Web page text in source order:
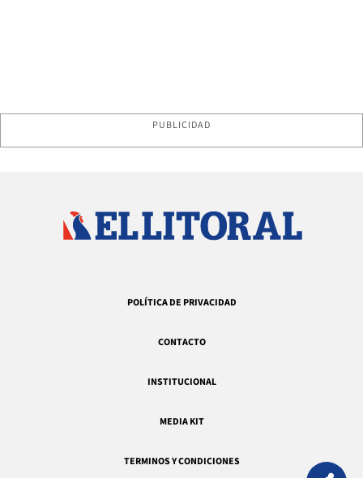
PUBLICIDAD
POLÍTICA DE PRIVACIDAD
CONTACTO
INSTITUCIONAL
MEDIA KIT
TERMINOS Y CONDICIONES